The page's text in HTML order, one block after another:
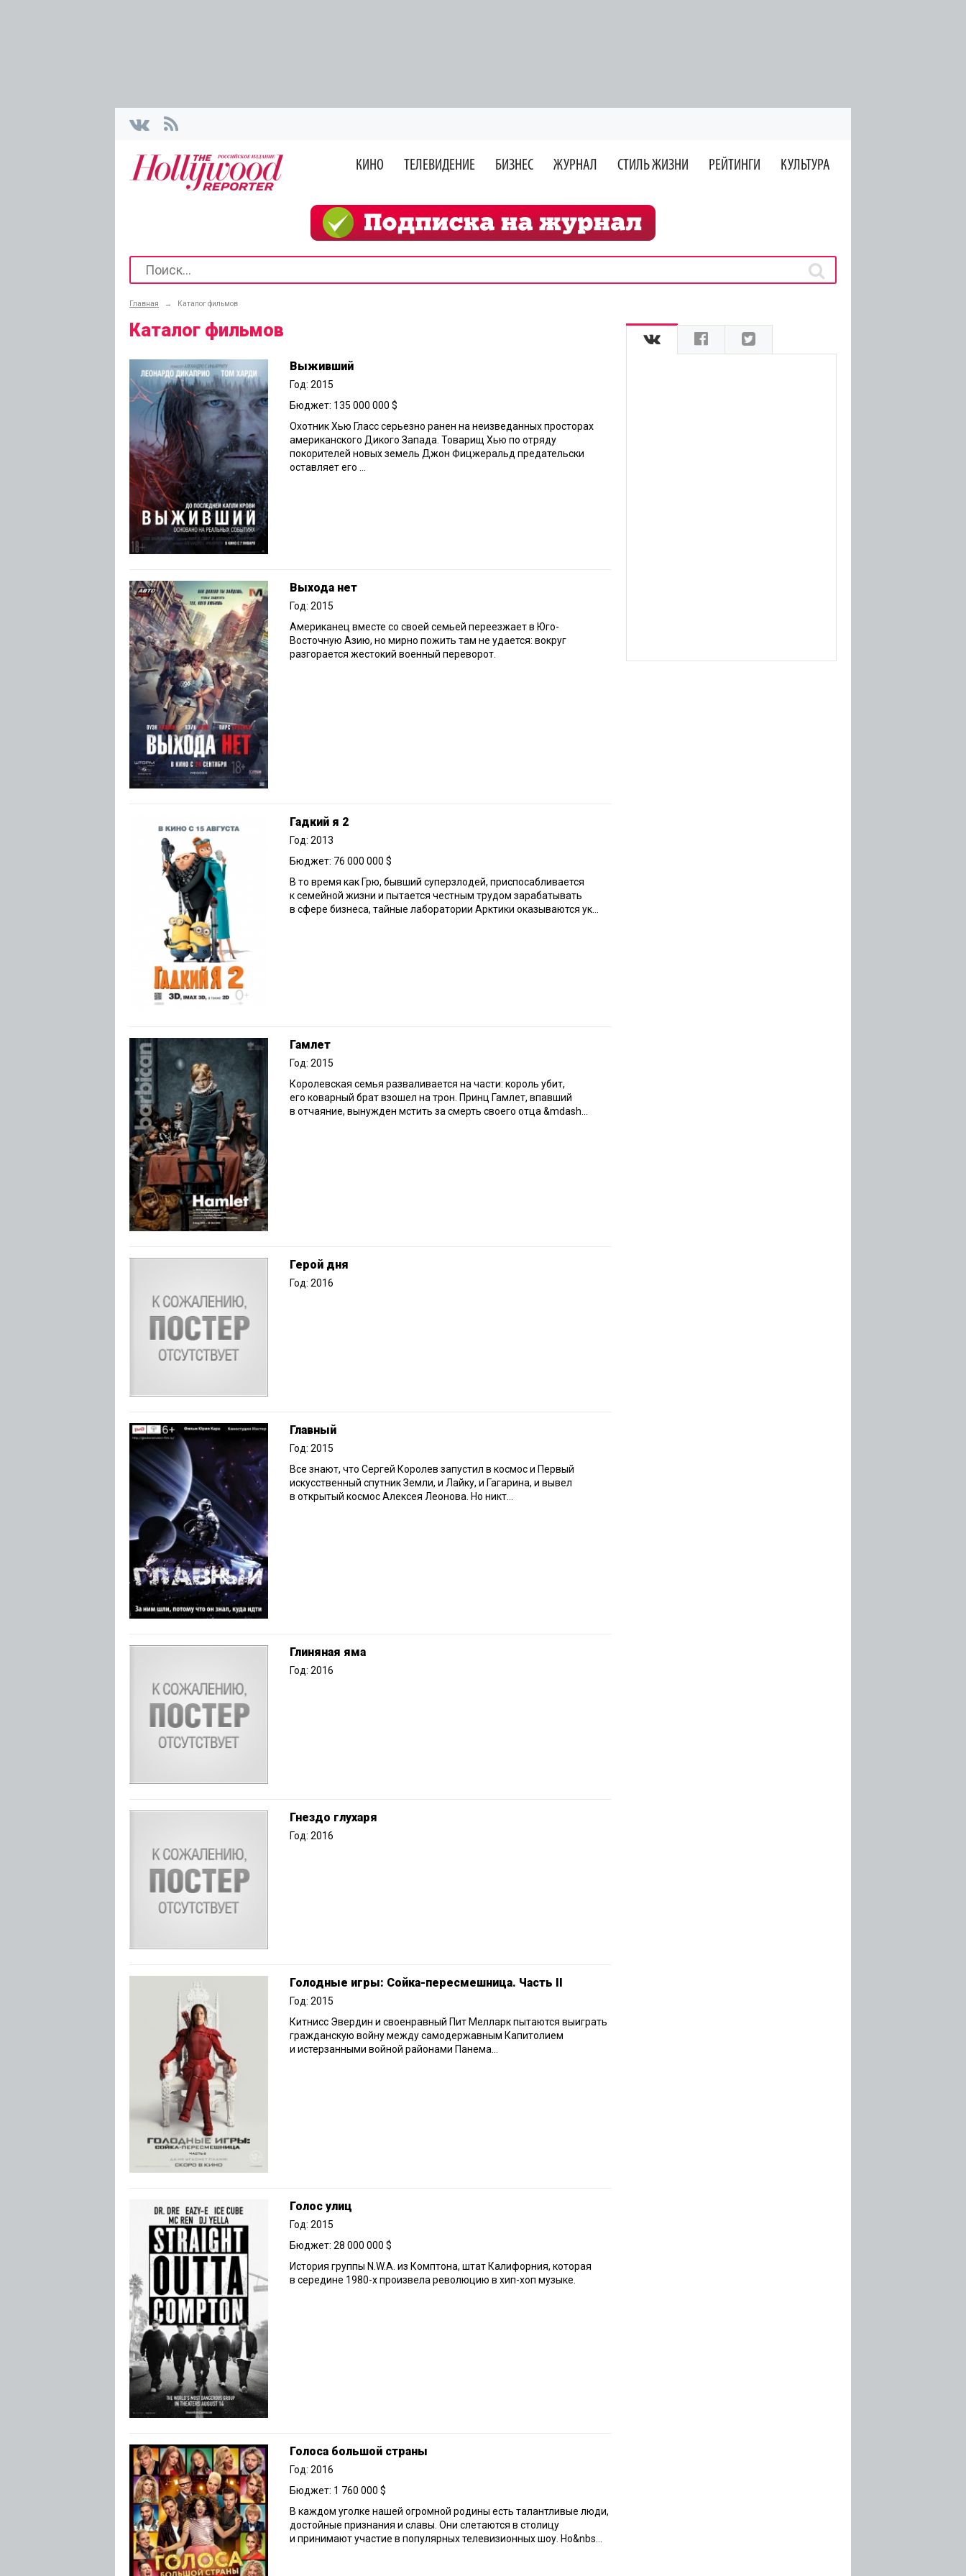
КИНО ТЕЛЕВИДЕНИЕ БИЗНЕС ЖУРНАЛ СТИЛЬ ЖИЗНИ РЕЙТИНГИ КУЛЬТУРА
Главная → Каталог фильмов
Каталог фильмов
Выживший
Год: 2015
Бюджет: 135 000 000 $
Охотник Хью Гласс серьезно ранен на неизведанных просторах
американского Дикого Запада. Товарищ Хью по отряду
покорителей новых земель Джон Фицжеральд предательски
оставляет его ...
Выхода нет
Год: 2015
Американец вместе со своей семьей переезжает в Юго-
Восточную Азию, но мирно пожить там не удается: вокруг
разгорается жестокий военный переворот.
Гадкий я 2
Год: 2013
Бюджет: 76 000 000 $
В то время как Грю, бывший суперзлодей, приспосабливается
к семейной жизни и пытается честным трудом зарабатывать
в сфере бизнеса, тайные лаборатории Арктики оказываются ук...
Гамлет
Год: 2015
Королевская семья разваливается на части: король убит,
его коварный брат взошел на трон. Принц Гамлет, впавший
в отчаяние, вынужден мстить за смерть своего отца &mdash...
Герой дня
Год: 2016
Главный
Год: 2015
Все знают, что Сергей Королев запустил в космос и Первый
искусственный спутник Земли, и Лайку, и Гагарина, и вывел
в открытый космос Алексея Леонова. Но никт...
Глиняная яма
Год: 2016
Гнездо глухаря
Год: 2016
Голодные игры: Сойка-пересмешница. Часть II
Год: 2015
Китнисс Эвердин и своенравный Пит Мелларк пытаются выиграть
гражданскую войну между самодержавным Капитолием
и истерзанными войной районами Панема…
Голос улиц
Год: 2015
Бюджет: 28 000 000 $
История группы N.W.A. из Комптона, штат Калифорния, которая
в середине 1980-х произвела революцию в хип-хоп музыке.
Голоса большой страны
Год: 2016
Бюджет: 1 760 000 $
В каждом уголке нашей огромной родины есть талантливые люди,
достойные признания и славы. Они слетаются в столицу
и принимают участие в популярных телевизионных шоу. Но&nbs...